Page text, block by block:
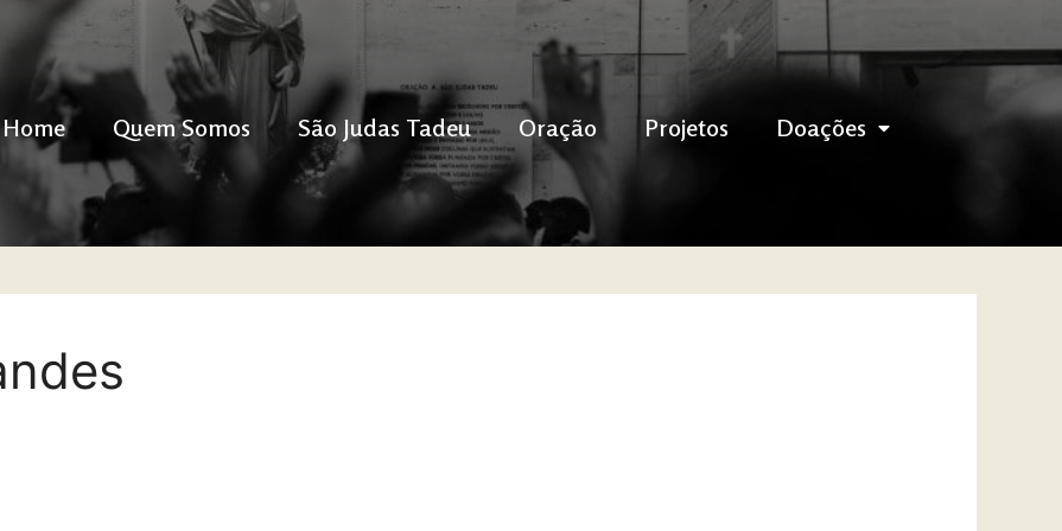
Home Quem Somos São Judas Tadeu Oração Projetos Doações